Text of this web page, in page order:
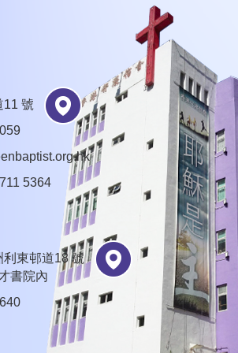
11 號
5364
利東邨道18 號
書院內